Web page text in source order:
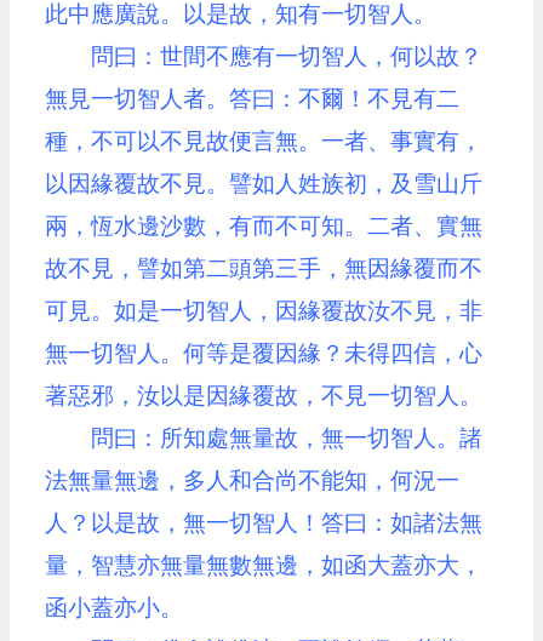
此中應廣說。以是故，知有一切智人。
問曰：世間不應有一切智人，何以故？
無見一切智人者。答曰：不爾！不見有二
種，不可以不見故便言無。一者、事實有，
以因緣覆故不見。譬如人姓族初，及雪山斤
兩，恆水邊沙數，有而不可知。二者、實無
故不見，譬如第二頭第三手，無因緣覆而不
可見。如是一切智人，因緣覆故汝不見，非
無一切智人。何等是覆因緣？未得四信，心
著惡邪，汝以是因緣覆故，不見一切智人。
問曰：所知處無量故，無一切智人。諸
法無量無邊，多人和合尚不能知，何況一
人？以是故，無一切智人！答曰：如諸法無
量，智慧亦無量無數無邊，如函大蓋亦大，
函小蓋亦小。